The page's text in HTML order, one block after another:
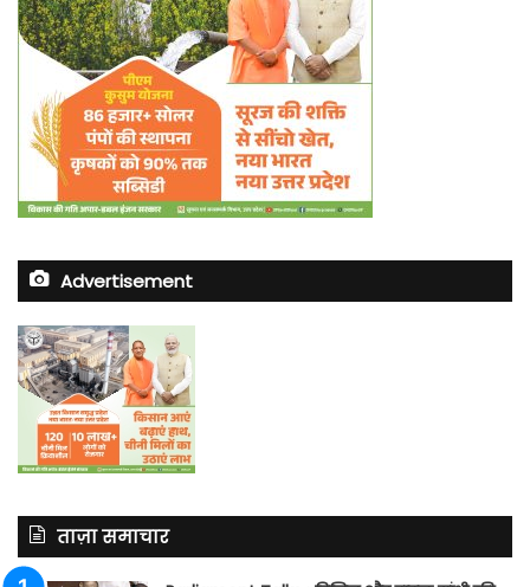
Advertisement
ताज़ा समाचार